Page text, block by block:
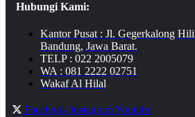
Hubungi Kami:
Kantor Pusat : Jl. Gegerkalong
Bandung, Jawa Barat.
TELP : 022 2005079
WA : 081 2222 02751
Wakaf Al Hilal
Facebook InstagramYoutube